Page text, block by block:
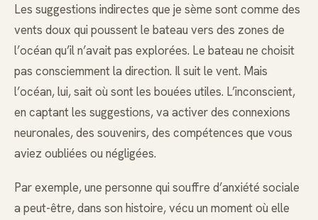
Les suggestions indirectes que je sème sont comme des
vents doux qui poussent le bateau vers des zones de
l’océan qu’il n’avait pas explorées. Le bateau ne choisit
pas consciemment la direction. Il suit le vent. Mais
l’océan, lui, sait où sont les bouées utiles. L’inconscient,
en captant les suggestions, va activer des connexions
neuronales, des souvenirs, des compétences que vous
aviez oubliées ou négligées.
Par exemple, une personne qui souffre d’anxiété sociale
a peut-être, dans son histoire, vécu un moment où elle